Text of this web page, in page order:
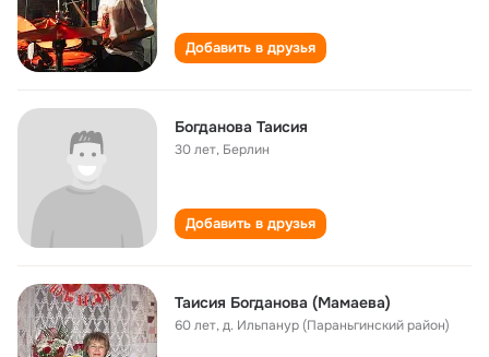
Добавить в друзья
Богданова Таисия
30 лет, Берлин
Добавить в друзья
Таисия Богданова (Мамаева)
60 лет,д. Ильпанур (Параньгинский район)